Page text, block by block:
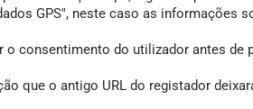
GPS", neste caso as informações
consentimento do utilizador antes de
que o antigo URL do registador